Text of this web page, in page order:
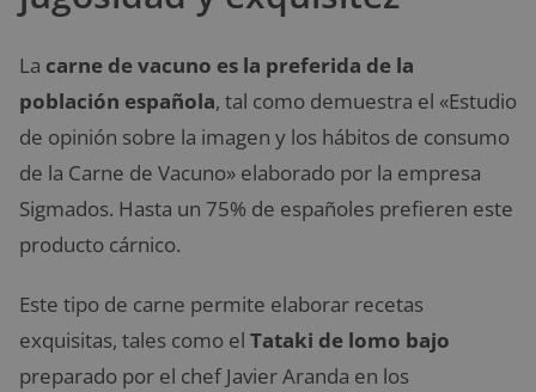
La carne de vacuno es la preferida de la
población española, tal como demuestra el «Estudio
de opinión sobre la imagen y los hábitos de consumo
de la Carne de Vacuno» elaborado por la empresa
Sigmados. Hasta un 75% de españoles prefieren este
producto cárnico.
Este tipo de carne permite elaborar recetas
exquisitas, tales como el Tataki de lomo bajo
preparado por el chef Javier Aranda en los